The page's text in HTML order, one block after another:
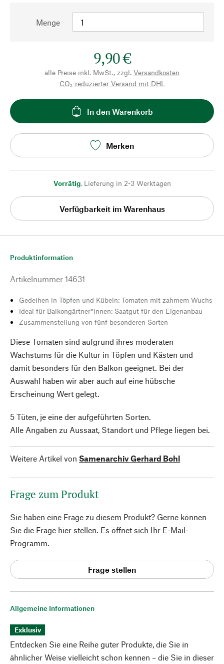
Menge
9,90 €
alle Preise inkl. MwSt., zzgl. Versandkosten
CO₂-reduzierter Versand mit DHL
In den Warenkorb
Merken
Vorrätig, Lieferung in 2-3 Werktagen
Verfügbarkeit im Warenhaus
Allgemeine Informationen
Exklusiv
Entdecken Sie eine Reihe guter Produkte, die Sie in
ähnlicher Weise vielleicht schon kennen – die Sie in dieser
Produktinformation
Artikelnummer 14631
Gedeihen in Töpfen und Kübeln: Tomaten mit zahmem Wuchs
Ideal für Balkongärtner*innen: Saatgut für den Eigenanbau
Zusammenstellung von fünf besonderen Sorten
Diese Tomaten sind aufgrund ihres moderaten
Wachstums für die Kultur in Töpfen und Kästen und
damit besonders für den Balkon geeignet. Bei der
Auswahl haben wir aber auch auf eine hübsche
Erscheinung Wert gelegt.
5 Tüten, je eine der aufgeführten Sorten.
Alle Angaben zu Aussaat, Standort und Pflege liegen bei.
Weitere Artikel von Samenarchiv Gerhard Bohl
Frage zum Produkt
Sie haben eine Frage zu diesem Produkt? Gerne können
Sie die Frage hier stellen. Es öffnet sich Ihr E-Mail-
Programm.
Frage stellen